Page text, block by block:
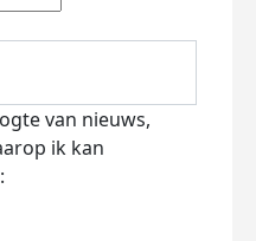
van nieuws,
ik kan